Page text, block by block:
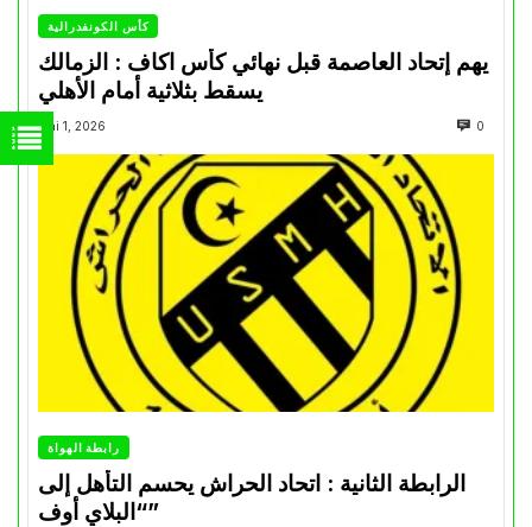
كأس الكونفدرالية
يهم إتحاد العاصمة قبل نهائي كأس اكاف : الزمالك
Mai 1, 2026 0
رابطة الهواة
الرابطة الثانية : اتحاد الحراش يحسم التأهل إلى
“البلاي أوف”